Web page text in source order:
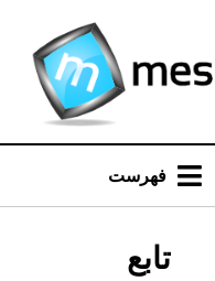
فهرست
برچسب
:
تابع